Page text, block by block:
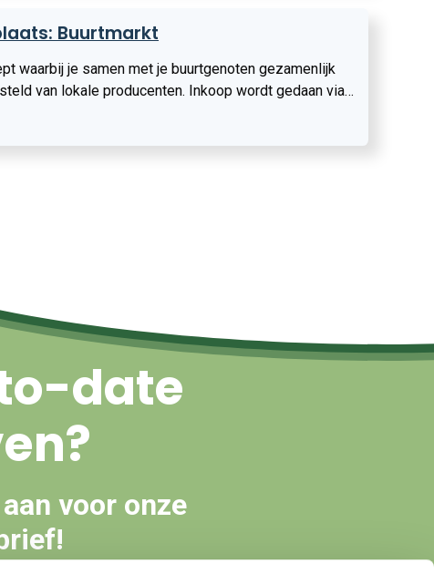
Buurtmarkt
waarbij je samen met je buurtgenoten gezamenlijk
van lokale producenten. Inkoop wordt gedaan via
date
voor onze